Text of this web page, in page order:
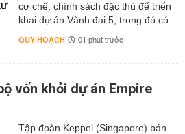
cơ chế, chính sách đặc thù để triển
khai dự án Vành đai 5, trong đó có...
QUY HOẠCH 01 phút trước
vốn khỏi dự án Empire
Tập đoàn Keppel (Singapore) bán